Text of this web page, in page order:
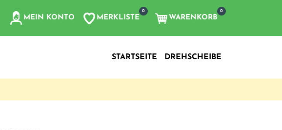
Keramik, Holz, etc...
MEIN KONTO MERKLISTE
0
WARENKORB
0
STARTSEITE DREHSCHEIBE